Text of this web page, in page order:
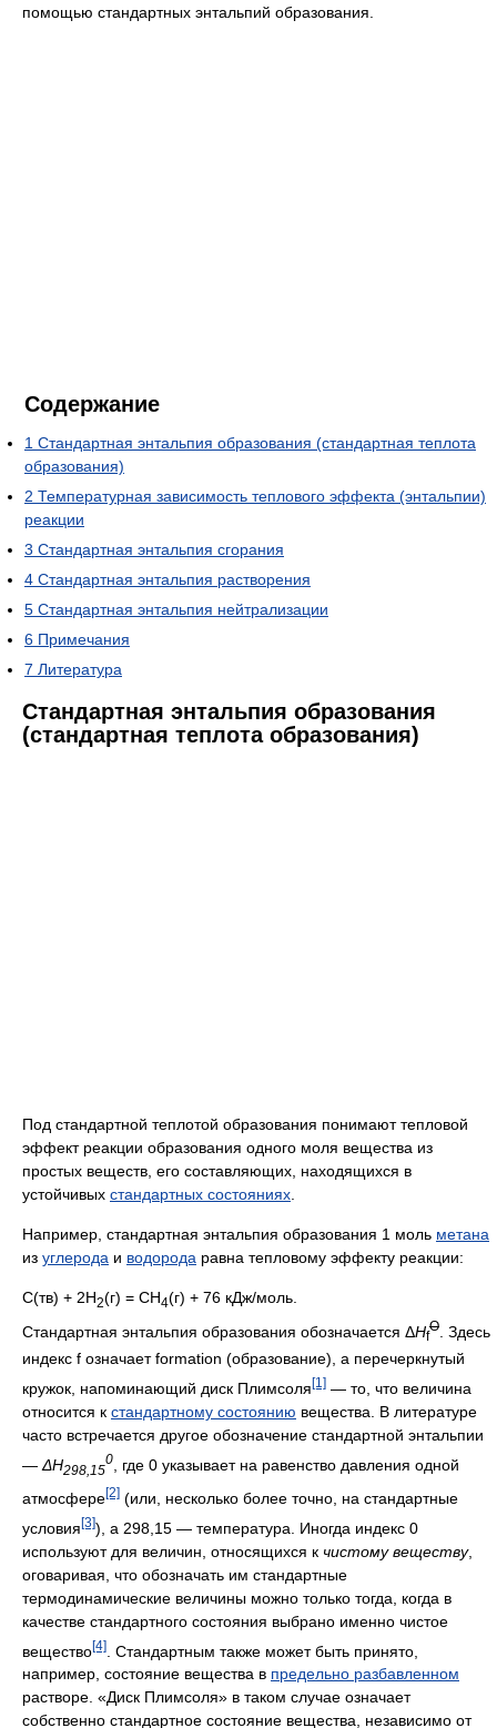
помощью стандартных энтальпий образования.
Содержание
1 Стандартная энтальпия образования (стандартная теплота
образования)
2 Температурная зависимость теплового эффекта (энтальпии)
реакции
3 Стандартная энтальпия сгорания
4 Стандартная энтальпия растворения
5 Стандартная энтальпия нейтрализации
6 Примечания
7 Литература
Стандартная энтальпия образования
(стандартная теплота образования)
Под стандартной теплотой образования понимают тепловой
эффект реакции образования одного моля вещества из
простых веществ, его составляющих, находящихся в
устойчивых стандартных состояниях
Например, стандартная энтальпия образования 1 моль метана
из углерода и водорода равна тепловому эффекту реакции:
С(тв) + 2H2(г) = CH4(г) + 76 кДж/моль.
Стандартная энтальпия образования обозначается ΔHf
O
. Здесь
индекс f означает formation (образование), а перечеркнутый
кружок, напоминающий диск Плимсоля [1] — то, что величина
относится к стандартному состоянию вещества. В литературе
часто встречается другое обозначение стандартной энтальпии
— ΔH298,15
0
, где 0 указывает на равенство давления одной
атмосфере[2] (или, несколько более точно, на стандартные
условия [3]), а 298,15 — температура. Иногда индекс 0
используют для величин, относящихся к чистому веществу,
оговаривая, что обозначать им стандартные
термодинамические величины можно только тогда, когда в
качестве стандартного состояния выбрано именно чистое
вещество[4]
. Стандартным также может быть принято,
например, состояние вещества в предельно разбавленном
растворе. «Диск Плимсоля» в таком случае означает
собственно стандартное состояние вещества, независимо от